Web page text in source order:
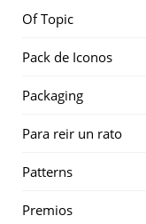
Of Topic
Pack de Iconos
Packaging
Para reir un rato
Patterns
Premios